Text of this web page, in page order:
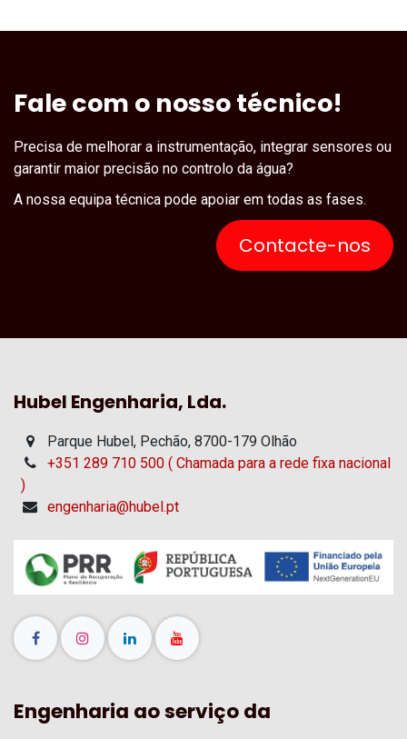
Fale com o nosso técnico!
Precisa de melhorar a instrumentação, integrar sensores ou
garantir maior precisão no controlo da água?
A nossa equipa técnica pode apoiar em todas as fases.
Contacte-nos
Hubel Engenharia, Lda.
Parque Hubel, Pechão, 8700-179 Olhão
+351 289 710 500 ( Chamada para a rede fixa nacional
)
engenharia@hubel.pt
Engenharia ao serviço da